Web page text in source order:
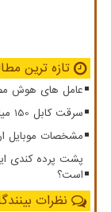
تازه ترین
عامل های هوش
سرقت کابل 150 میلیارد تومان خسارت زد
مشخصات موبایل
پشت پرده کندی
است؟
نظرات